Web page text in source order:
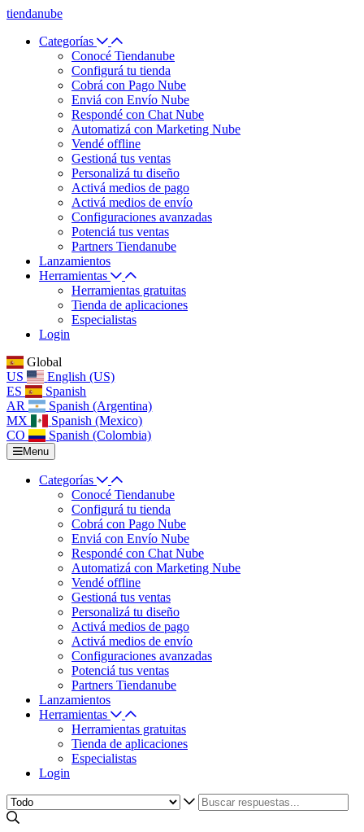
tiendanube
Categorías
Conocé Tiendanube
Configurá tu tienda
Cobrá con Pago Nube
Enviá con Envío Nube
Respondé con Chat Nube
Automatizá con Marketing Nube
Vendé offline
Gestioná tus ventas
Personalizá tu diseño
Activá medios de pago
Activá medios de envío
Configuraciones avanzadas
Potenciá tus ventas
Partners Tiendanube
Lanzamientos
Herramientas
Herramientas gratuitas
Tienda de aplicaciones
Especialistas
Login
Global
US
English (US)
ES
Spanish
AR
Spanish (Argentina)
MX
Spanish (Mexico)
CO
Spanish (Colombia)
Menu
Categorías
Conocé Tiendanube
Configurá tu tienda
Cobrá con Pago Nube
Enviá con Envío Nube
Respondé con Chat Nube
Automatizá con Marketing Nube
Vendé offline
Gestioná tus ventas
Personalizá tu diseño
Activá medios de pago
Activá medios de envío
Configuraciones avanzadas
Potenciá tus ventas
Partners Tiendanube
Lanzamientos
Herramientas
Herramientas gratuitas
Tienda de aplicaciones
Especialistas
Login